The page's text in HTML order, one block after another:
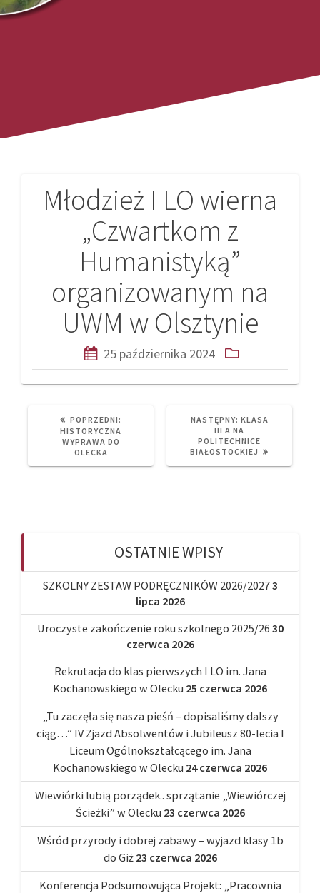
Młodzież I LO wierna
„Czwartkom z
Humanistyką”
organizowanym na
UWM w Olsztynie
25 października 2024
Nawigacja
wpisu
POPRZEDNI:
HISTORYCZNA
WYPRAWA DO
OLECKA
NASTĘPNY: NEXT
POST:
KLASA
III A NA
POLITECHNICE
BIAŁOSTOCKIEJ
OSTATNIE WPISY
SZKOLNY ZESTAW PODRĘCZNIKÓW 2026/20273
lipca 2026
Uroczyste zakończenie roku szkolnego 2025/26 30
czerwca 2026
Rekrutacja do klas pierwszych I LO im. Jana
Kochanowskiego w Olecku 25 czerwca 2026
„Tu zaczęła się nasza pieśń – dopisaliśmy dalszy
ciąg…” IV Zjazd Absolwentów i Jubileusz 80-lecia I
Liceum Ogólnokształcącego im. Jana
Kochanowskiego w Olecku 24 czerwca 2026
Wiewiórki lubią porządek.. sprzątanie „Wiewiórczej
Ścieżki” w Olecku 23 czerwca 2026
Wśród przyrody i dobrej zabawy – wyjazd klasy 1b
do Giż 23 czerwca 2026
Konferencja Podsumowująca Projekt: „Pracownia